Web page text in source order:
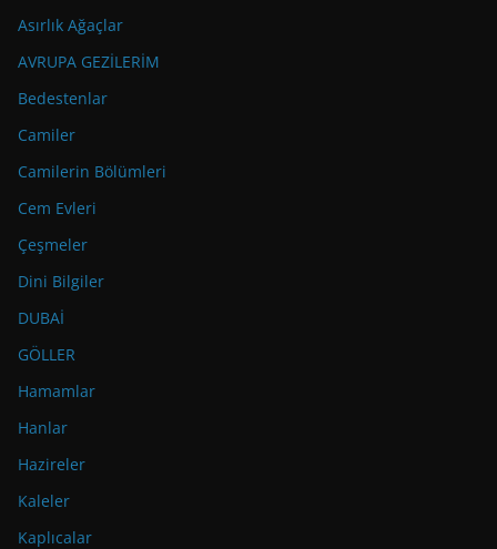
Asırlık Ağaçlar
AVRUPA GEZİLERİM
Bedestenlar
Camiler
Camilerin Bölümleri
Cem Evleri
Çeşmeler
Dini Bilgiler
DUBAİ
GÖLLER
Hamamlar
Hanlar
Hazireler
Kaleler
Kaplıcalar